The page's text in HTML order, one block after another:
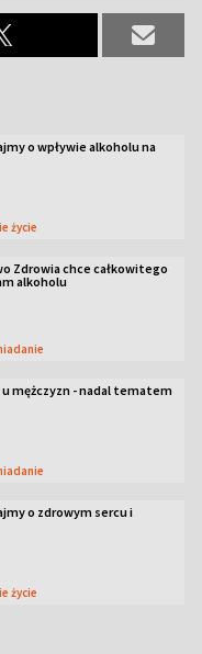
o wpływie alkoholu na
życie
Zdrowia chce całkowitego
alkoholu
mężczyzn - nadal tematem
o zdrowym sercu i
życie